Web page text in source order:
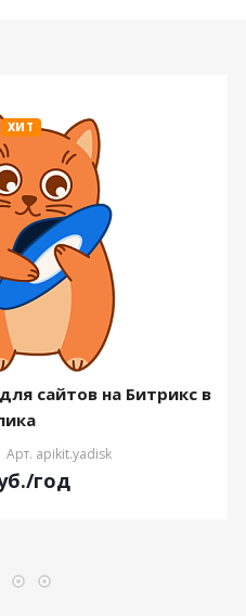
ХИТ
сайтов на Битрикс в
Арт. apikit.yadisk
/год